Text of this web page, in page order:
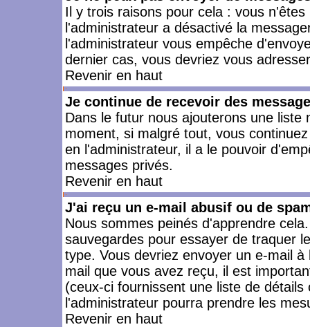
Il y trois raisons pour cela : vous
l'administrateur a désactivé la
l'administrateur vous empêche
dernier cas, vous devriez vous
Revenir en haut
Je continue de recevoir des
Dans le futur nous ajouterons une
moment, si malgré tout, vous
en l'administrateur, il a le pouvoir
messages privés.
Revenir en haut
J'ai reçu un e-mail abusif ou de
Nous sommes peinés d'apprendre
sauvegardes pour essayer de traquer
type. Vous devriez envoyer un e-mail
mail que vous avez reçu, il est
(ceux-ci fournissent une liste de
l'administrateur pourra prendre les
Revenir en haut